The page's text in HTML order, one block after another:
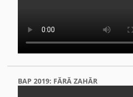
BAP 2019: FĂRĂ ZAHĂR